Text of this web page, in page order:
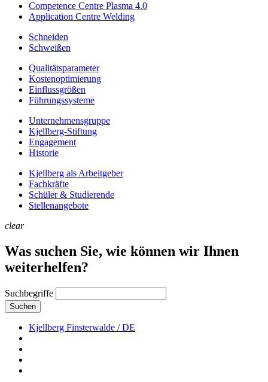
Competence Centre Plasma 4.0
Application Centre Welding
Schneiden
Schweißen
Qualitätsparameter
Kostenoptimierung
Einflussgrößen
Führungssysteme
Unternehmens­gruppe
Kjellberg-Stiftung
Engagement
Historie
Kjellberg als Arbeitgeber
Fachkräfte
Schüler & Studierende
Stellenangebote
clear
Was suchen Sie, wie können wir Ihnen
weiterhelfen?
Suchbegriffe
Suchen
Kjellberg Finsterwalde / DE